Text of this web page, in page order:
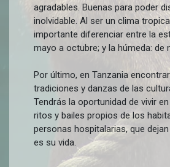
agradables. Buenas para poder
inolvidable. Al ser un clima
importante diferenciar entre la
mayo a octubre; y la húmeda: de
Por último, en Tanzania
tradiciones y danzas de las
Tendrás la oportunidad de vivir
ritos y bailes propios de los
personas hospitalarias, que
es su vida.